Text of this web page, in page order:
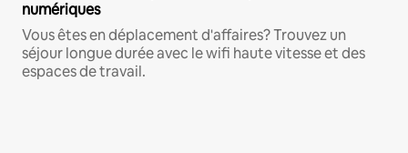
numériques
Vous êtes en déplacement d'affaires? Trouvez un
séjour longue durée avec le wifi haute vitesse et des
espaces de travail.